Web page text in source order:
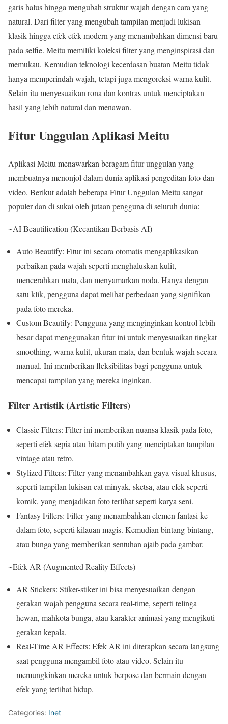
garis halus hingga mengubah struktur wajah dengan cara yang
natural. Dari filter yang mengubah tampilan menjadi lukisan
klasik hingga efek-efek modern yang menambahkan dimensi baru
pada selfie. Meitu memiliki koleksi filter yang menginspirasi dan
memukau. Kemudian teknologi kecerdasan buatan Meitu tidak
hanya memperindah wajah, tetapi juga mengoreksi warna kulit.
Selain itu menyesuaikan rona dan kontras untuk menciptakan
hasil yang lebih natural dan menawan.
Fitur Unggulan Aplikasi Meitu
Aplikasi Meitu menawarkan beragam fitur unggulan yang
membuatnya menonjol dalam dunia aplikasi pengeditan foto dan
video. Berikut adalah beberapa Fitur Unggulan Meitu sangat
populer dan di sukai oleh jutaan pengguna di seluruh dunia:
~AI Beautification (Kecantikan Berbasis AI)
Auto Beautify: Fitur ini secara otomatis mengaplikasikan
perbaikan pada wajah seperti menghaluskan kulit,
mencerahkan mata, dan menyamarkan noda. Hanya dengan
satu klik, pengguna dapat melihat perbedaan yang signifikan
pada foto mereka.
Custom Beautify: Pengguna yang menginginkan kontrol lebih
besar dapat menggunakan fitur ini untuk menyesuaikan tingkat
smoothing, warna kulit, ukuran mata, dan bentuk wajah secara
manual. Ini memberikan fleksibilitas bagi pengguna untuk
mencapai tampilan yang mereka inginkan.
Filter Artistik (Artistic Filters)
Classic Filters: Filter ini memberikan nuansa klasik pada foto,
seperti efek sepia atau hitam putih yang menciptakan tampilan
vintage atau retro.
Stylized Filters: Filter yang menambahkan gaya visual khusus,
seperti tampilan lukisan cat minyak, sketsa, atau efek seperti
komik, yang menjadikan foto terlihat seperti karya seni.
Fantasy Filters: Filter yang menambahkan elemen fantasi ke
dalam foto, seperti kilauan magis. Kemudian bintang-bintang,
atau bunga yang memberikan sentuhan ajaib pada gambar.
~Efek AR (Augmented Reality Effects)
AR Stickers: Stiker-stiker ini bisa menyesuaikan dengan
gerakan wajah pengguna secara real-time, seperti telinga
hewan, mahkota bunga, atau karakter animasi yang mengikuti
gerakan kepala.
Real-Time AR Effects: Efek AR ini diterapkan secara langsung
saat pengguna mengambil foto atau video. Selain itu
memungkinkan mereka untuk berpose dan bermain dengan
efek yang terlihat hidup.
Categories: Inet